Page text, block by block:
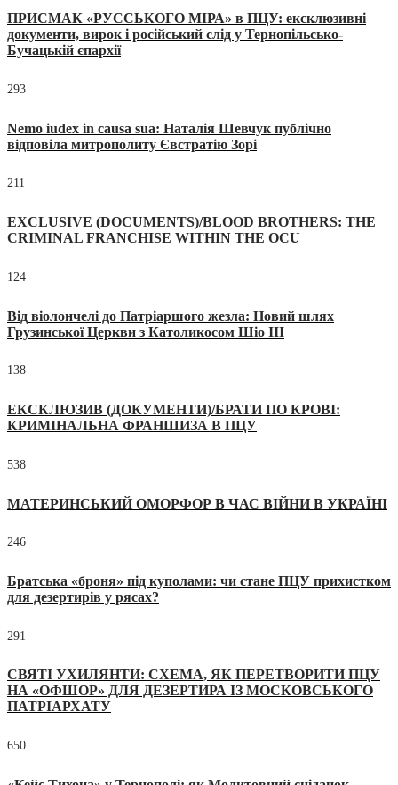
ПРИСМАК «РУССЬКОГО МІРА» в ПЦУ: ексклюзивні
документи, вирок і російський слід у Тернопільсько-
Бучацькій єпархії
293
Nemo iudex in causa sua: Наталія Шевчук публічно
відповіла митрополиту Євстратію Зорі
211
EXCLUSIVE (DOCUMENTS)/BLOOD BROTHERS: THE
CRIMINAL FRANCHISE WITHIN THE OCU
124
Від віолончелі до Патріаршого жезла: Новий шлях
Грузинської Церкви з Католикосом Шіо III
138
ЕКСКЛЮЗИВ (ДОКУМЕНТИ)/БРАТИ ПО КРОВІ:
КРИМІНАЛЬНА ФРАНШИЗА В ПЦУ
538
МАТЕРИНСЬКИЙ ОМОРФОР В ЧАС ВІЙНИ В УКРАЇНІ
246
Братська «броня» під куполами: чи стане ПЦУ прихистком
для дезертирів у рясах?
291
СВЯТІ УХИЛЯНТИ: СХЕМА, ЯК ПЕРЕТВОРИТИ ПЦУ
НА «ОФШОР» ДЛЯ ДЕЗЕРТИРА ІЗ МОСКОВСЬКОГО
ПАТРІАРХАТУ
650